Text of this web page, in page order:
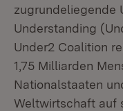
zugrundeliegende
Understanding
Under2 Coalition
1,75 Milliarden
Nationalstaaten
Weltwirtschaft auf